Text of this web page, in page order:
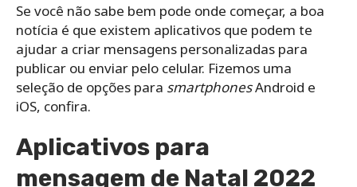
Se você não sabe bem pode onde começar, a boa
notícia é que existem aplicativos que podem te
ajudar a criar mensagens personalizadas para
publicar ou enviar pelo celular. Fizemos uma
seleção de opções para smartphonesAndroid e
iOS, confira.
Aplicativos para
mensagem de Natal 2022